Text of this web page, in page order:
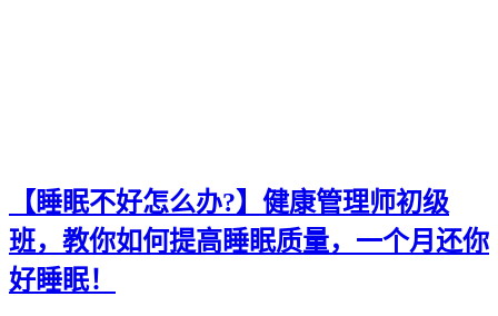
【睡眠不好怎么办?】健康管理师初级
班，教你如何提高睡眠质量，一个月还你
好睡眠！